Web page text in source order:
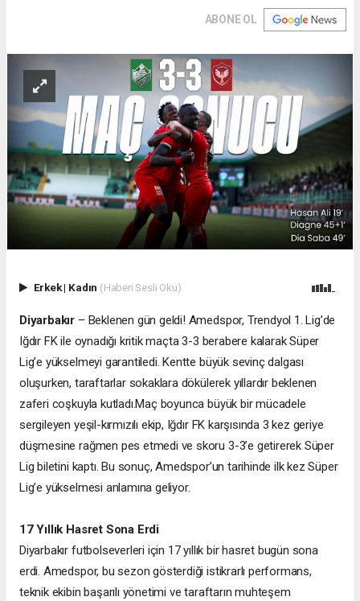
ABONE OL
Erkek| Kadın (Haberi Sesli Oku)
Diyarbakır – Beklenen gün geldi! Amedspor, Trendyol 1. Lig’de
Iğdır FK ile oynadığı kritik maçta 3-3 berabere kalarak Süper
Lig’e yükselmeyi garantiledi. Kentte büyük sevinç dalgası
oluşurken, taraftarlar sokaklara dökülerek yıllardır beklenen
zaferi coşkuyla kutladı.Maç boyunca büyük bir mücadele
sergileyen yeşil-kırmızılı ekip, Iğdır FK karşısında 3 kez geriye
düşmesine rağmen pes etmedi ve skoru 3-3’e getirerek Süper
Lig biletini kaptı. Bu sonuç, Amedspor’un tarihinde ilk kez Süper
Lig’e yükselmesi anlamına geliyor.
17 Yıllık Hasret Sona Erdi
Diyarbakır futbolseverleri için 17 yıllık bir hasret bugün sona
erdi. Amedspor, bu sezon gösterdiği istikrarlı performans,
teknik ekibin başarılı yönetimi ve taraftarın muhteşem